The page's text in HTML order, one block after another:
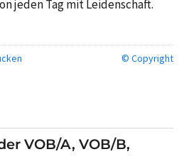
jeden Tag mit Leidenschaft.
© Copyright
VOB/A, VOB/B,